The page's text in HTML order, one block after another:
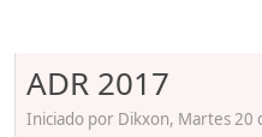
ADR 2017
Iniciado por Dikxon, Martes 20